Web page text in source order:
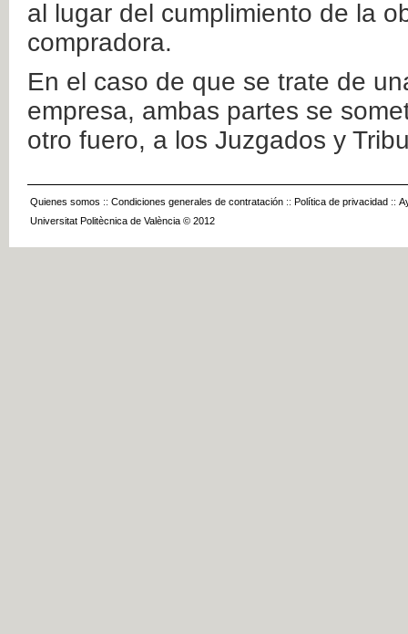
al lugar del cumplimiento de la
compradora.
En el caso de que se trate de
empresa, ambas partes se
otro fuero, a los Juzgados y
Quienes somos :: Condiciones generales de contratación :: Política de privacidad ::
Universitat Politècnica de València © 2012